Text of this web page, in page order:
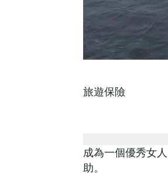
旅遊保險
成為一個優秀女
助。